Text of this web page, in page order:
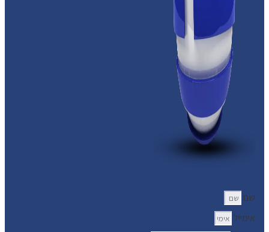
שם
אימייל